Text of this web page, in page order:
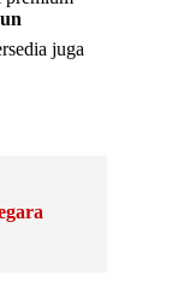
juga